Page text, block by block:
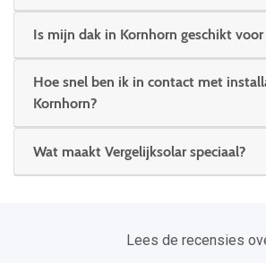
Is mijn dak in Kornhorn geschikt
Hoe snel ben ik in contact met
Kornhorn?
Wat maakt Vergelijksolar speciaal?
Lees de recensies